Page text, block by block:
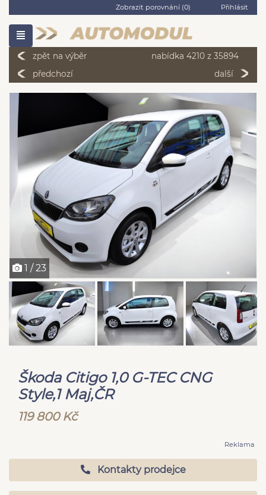
Zobrazit porovnání (0) Přihlásit
zpět na výběr
nabídka 4210 z 35894
předchozí
další
1 / 23
Škoda Citigo 1,0 G-TEC CNG
Style,1 Maj,ČR
119 800 Kč
Reklama
Kontakty prodejce